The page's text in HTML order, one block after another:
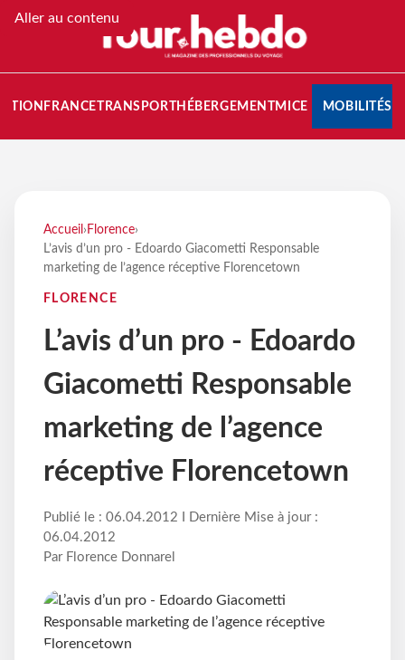
Aller au contenu
FRANCETRANSPORT HÉBERGEMENTMICE MOBILITÉS
Accueil › Florence›
L’avis d’un pro - Edoardo Giacometti Responsable
marketing de l’agence réceptive Florencetown
FLORENCE
L’avis d’un pro - Edoardo
Giacometti Responsable
marketing de l’agence
réceptive Florencetown
Publié le : 06.04.2012 I Dernière Mise à jour :
06.04.2012
Par Florence Donnarel